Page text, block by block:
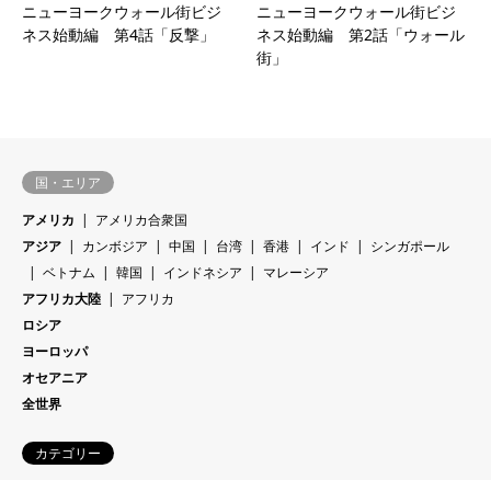
ニューヨークウォール街ビジ
ネス始動編 第4話「反撃」
ニューヨークウォール街ビジ
ネス始動編 第2話「ウォール
街」
国・エリア
アメリカ
アメリカ合衆国
アジア
カンボジア 中国 台湾 香港 インド
シンガポール
ベトナム
韓国 インドネシア
マレーシア
アフリカ大陸
アフリカ
ロシア
ヨーロッパ
オセアニア
全世界
カテゴリー